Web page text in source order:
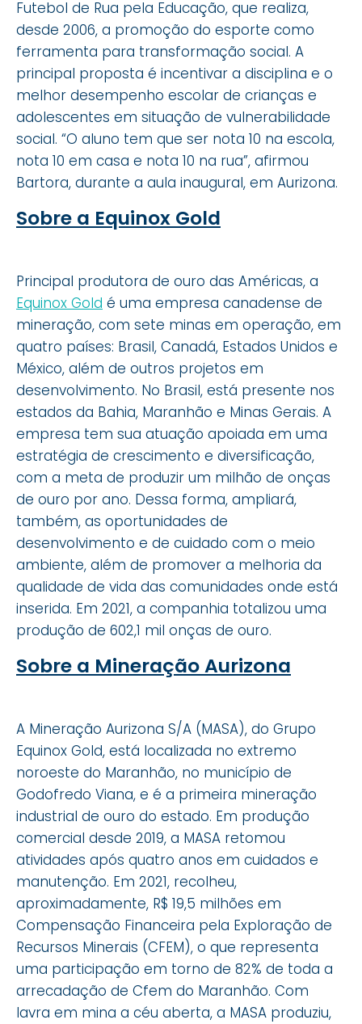
Futebol de Rua pela Educação, que realiza,
desde 2006, a promoção do esporte como
ferramenta para transformação social. A
principal proposta é incentivar a disciplina e o
melhor desempenho escolar de crianças e
adolescentes em situação de vulnerabilidade
social. “O aluno tem que ser nota 10 na escola,
nota 10 em casa e nota 10 na rua”, afirmou
Bartora, durante a aula inaugural, em Aurizona.
Sobre a Equinox Gold
Principal produtora de ouro das Américas, a
Equinox Gold é uma empresa canadense de
mineração, com sete minas em operação, em
quatro países: Brasil, Canadá, Estados Unidos e
México, além de outros projetos em
desenvolvimento. No Brasil, está presente nos
estados da Bahia, Maranhão e Minas Gerais. A
empresa tem sua atuação apoiada em uma
estratégia de crescimento e diversificação,
com a meta de produzir um milhão de onças
de ouro por ano. Dessa forma, ampliará,
também, as oportunidades de
desenvolvimento e de cuidado com o meio
ambiente, além de promover a melhoria da
qualidade de vida das comunidades onde está
inserida. Em 2021, a companhia totalizou uma
produção de 602,1 mil onças de ouro.
Sobre a Mineração Aurizona
A Mineração Aurizona S/A (MASA), do Grupo
Equinox Gold, está localizada no extremo
noroeste do Maranhão, no município de
Godofredo Viana, e é a primeira mineração
industrial de ouro do estado. Em produção
comercial desde 2019, a MASA retomou
atividades após quatro anos em cuidados e
manutenção. Em 2021, recolheu,
aproximadamente, R$ 19,5 milhões em
Compensação Financeira pela Exploração de
Recursos Minerais (CFEM), o que representa
uma participação em torno de 82% de toda a
arrecadação de Cfem do Maranhão. Com
lavra em mina a céu aberta, a MASA produziu,